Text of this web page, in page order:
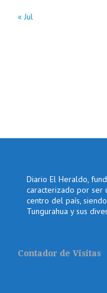
« Jul
Diario El Heraldo,
caracterizado por ser
centro del país,
Tungurahua y sus
Contador de Visitas